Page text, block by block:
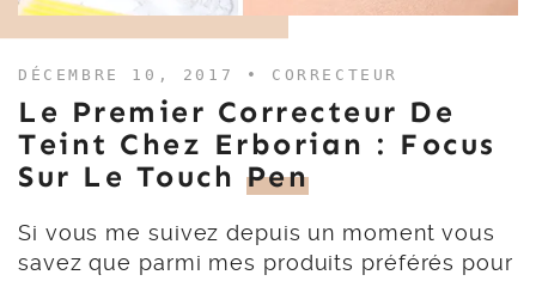
DÉCEMBRE 10, 2017 • CORRECTEUR
Le Premier Correcteur De
Teint Chez Erborian : Focus
Sur Le Touch Pen
Si vous me suivez depuis un moment vous
savez que parmi mes produits préférés pour